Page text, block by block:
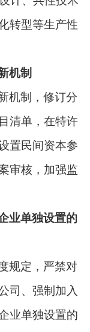
转型等生产性
机制
机制，修订分
清单，在特许
置民间资本参
审核，加强监
业单独设置的
规定，严禁对
司、强制加入
业单独设置的